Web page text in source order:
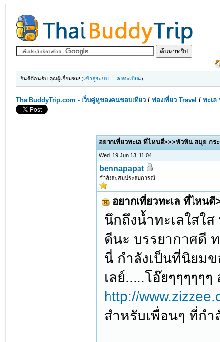
ยินดีต้อนรับ คุณผู้เยี่ยมชม! (เข้าสู่ระบบ — ลงทะเบียน)
ThaiBuddyTrip.com - เว็บคู่หูของคนชอบเที่ยว /ท่องเที่ยว Travel /ทะเล
อยากเที่ยวทะเล ที่ไหนดี>>>หัวหิน สมุย กร
Wed, 19 Jun 13, 11:04
bennapapat
กำลังสะสมประสบการณ์
อยากเที่ยวทะเล ที่ไหน
นึกถึงน้ำทะเลใสใ
ดีนะ บรรยากาศดี
นี่ กำลังเป็นที่นิยมข
เลย์.....โอ๊ยๆๆๆๆๆ
http://
สำหรับเพื่อนๆ ที่ก